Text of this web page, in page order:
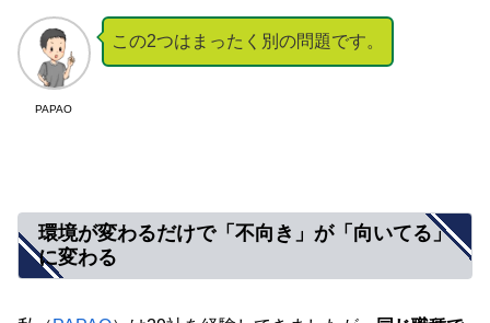
PAPAO
この2つはまったく別の問題です。
環境が変わるだけで「不向き」が「向いてる」
に変わる